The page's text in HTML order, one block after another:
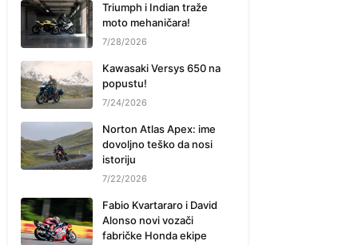
Triumph i Indian traže
moto mehaničara!
7/28/2026
Kawasaki Versys 650 na
popustu!
7/24/2026
Norton Atlas Apex: ime
dovoljno teško da nosi
istoriju
7/22/2026
Fabio Kvartararo i David
Alonso novi vozači
fabričke Honda ekipe